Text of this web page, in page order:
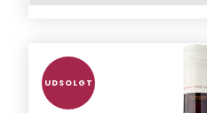
UDSOLGT